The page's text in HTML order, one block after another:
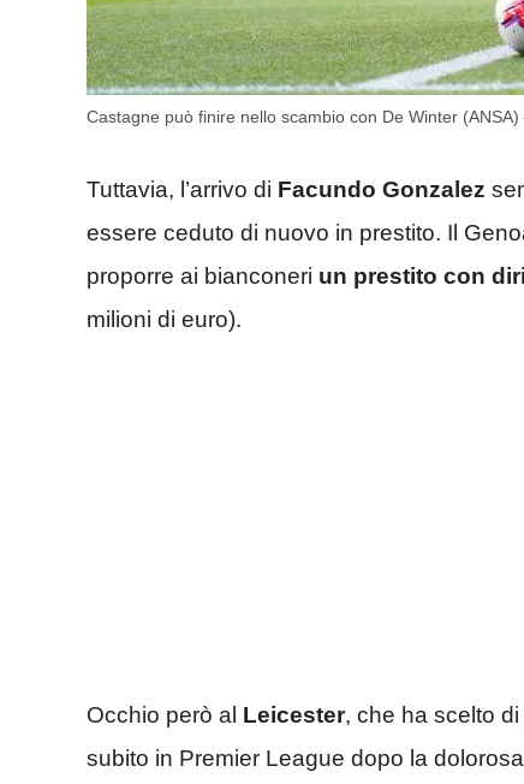
Castagne può finire nello scambio con De Winter
Tuttavia, l’arrivo di Facundo Gonzalez
essere ceduto di nuovo in prestito. Il
proporre ai bianconeri un prestito con
milioni di euro).
Occhio però al Leicester, che ha scelto
subito in Premier League dopo la